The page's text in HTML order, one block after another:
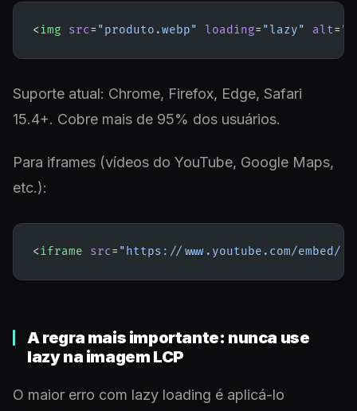
<img src= "produto.webp" loading= "lazy" alt=
Suporte atual: Chrome, Firefox, Edge, Safari
15.4+. Cobre mais de 95% dos usuários.
Para iframes (vídeos do YouTube, Google Maps,
etc.):
<iframe src= "https://www.youtube.com/embed/
A regra mais importante: nunca use
lazy na imagem LCP
O maior erro com lazy loading é aplicá-lo